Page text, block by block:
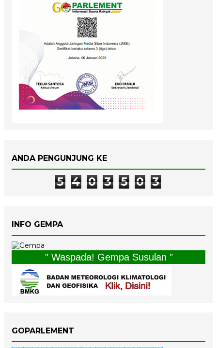
ANDA PENGUNJUNG KE
5 4 0 3 5 0 3
INFO GEMPA
" Waspada! Gempa Susulan "
GOPARLEMENT